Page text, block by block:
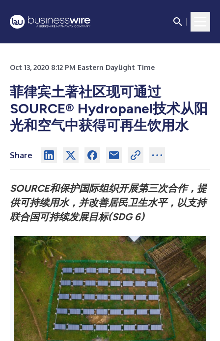
Oct 13, 2020 8:12 PM Eastern Daylight Time
菲律宾土著社区现可通过
SOURCE® Hydropanel技术从阳
光和空气中获得可再生饮用水
Share
SOURCE和保护国际组织开展第三次合作，提
供可持续用水，并改善居民卫生水平，以支持
联合国可持续发展目标(SDG 6)